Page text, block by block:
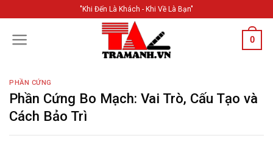
content
"Khi Đến Là Khách - Khi Về Là Bạn"
0
PHẦN CỨNG
Phần Cứng Bo Mạch: Vai Trò, Cấu Tạo và
Cách Bảo Trì